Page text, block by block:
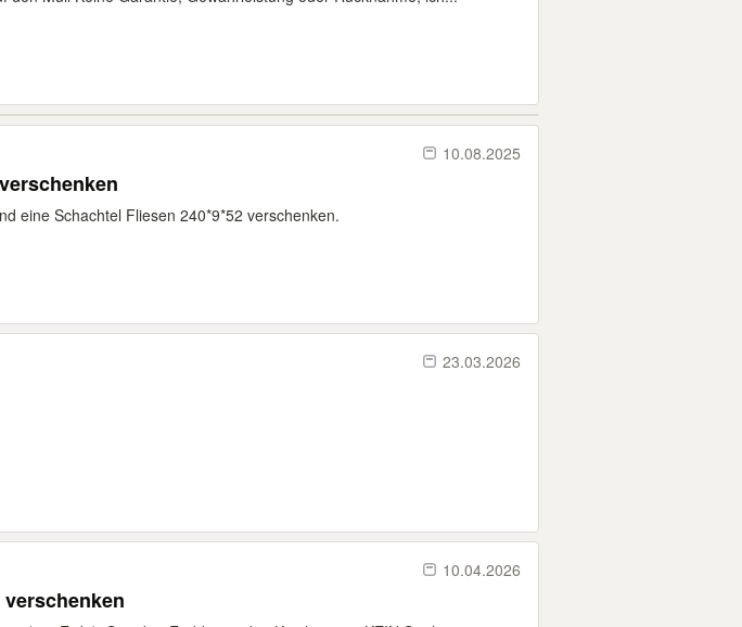
10.08.2025
eine Schachtel Fliesen 240*9*52 verschenken.
23.03.2026
10.04.2026